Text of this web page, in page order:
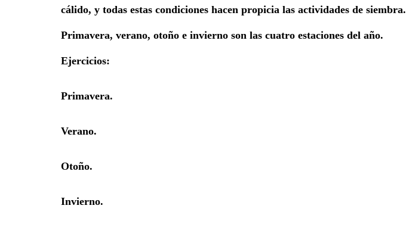
cálido, y todas estas condiciones hacen propicia las actividades de siembra.
Primavera, verano, otoño e invierno son las cuatro estaciones del año.
Ejercicios:
Primavera.
Verano.
Otoño.
Invierno.